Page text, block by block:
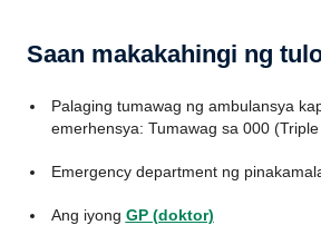
Saan makakahingi ng
Palaging tumawag ng ambulansya
emerhensya: Tumawag sa 000
Emergency department ng
Ang iyong GP (doktor)